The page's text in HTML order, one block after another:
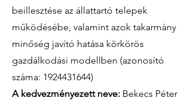
beillesztése az állattartó telepek
működésébe, valamint azok takarmány
minőség javító hatása körkörös
gazdálkodási modellben (azonosító
száma: 1924431644)
A kedvezményezett neve: Bekecs Péter